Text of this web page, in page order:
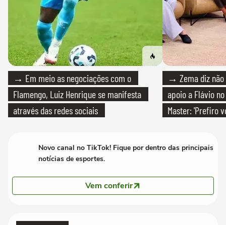
→ Em meio as negociações com o
Flamengo, Luiz Henrique se manifesta
através das redes sociais
→ Zema diz
apoio a Flávio
Master: 'Prefiro
Novo canal no TikTok! Fique por dentro das principais
notícias de esportes.
Vem conferir